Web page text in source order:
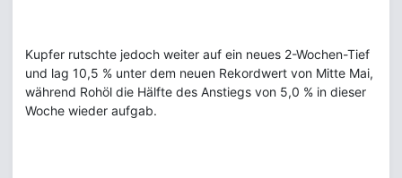
Kupfer rutschte jedoch weiter auf ein neues 2-Wochen-Tief
und lag 10,5 % unter dem neuen Rekordwert von Mitte Mai,
während Rohöl die Hälfte des Anstiegs von 5,0 % in dieser
Woche wieder aufgab.